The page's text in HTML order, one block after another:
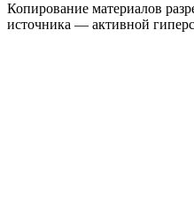
Копирование материалов
источника — активной